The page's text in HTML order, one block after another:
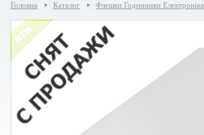
Головна Каталог Флешки Годинники Електроніка